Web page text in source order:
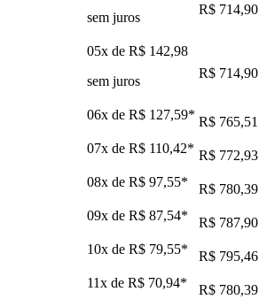
sem juros
R$ 714,90
05x de R$ 142,98
sem juros
R$ 714,90
06x de R$ 127,59* R$ 765,51
07x de R$ 110,42* R$ 772,93
08x de R$ 97,55*
R$ 780,39
09x de R$ 87,54*
R$ 787,90
10x de R$ 79,55*
R$ 795,46
11x de R$ 70,94*
R$ 780,39